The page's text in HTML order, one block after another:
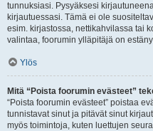
tunnuksiasi. Pysyäksesi
kirjautuessasi. Tämä ei ole
esim. kirjastossa, nettikahvilassa tai
valintaa, foorumin ylläpitäjä on
Ylös
Mitä “Poista foorumin evästeet”
“Poista foorumin evästeet” poistaa
tunnistavat sinut ja pitävät sinut
myös toimintoja, kuten luettujen